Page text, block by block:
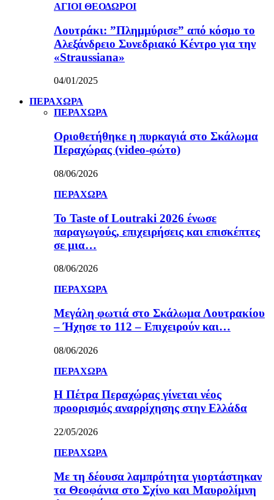
ΑΓΙΟΙ ΘΕΟΔΩΡΟΙ
Λουτράκι: ”Πλημμύρισε” από κόσμο το
Αλεξάνδρειο Συνεδριακό Κέντρο για την
«Straussiana»
04/01/2025
ΠΕΡΑΧΩΡΑ
ΠΕΡΑΧΩΡΑ
Οριοθετήθηκε η πυρκαγιά στο Σκάλωμα
Περαχώρας (video-φώτο)
08/06/2026
ΠΕΡΑΧΩΡΑ
Το Taste of Loutraki 2026 ένωσε
παραγωγούς, επιχειρήσεις και επισκέπτες
σε μια…
08/06/2026
ΠΕΡΑΧΩΡΑ
Μεγάλη φωτιά στο Σκάλωμα Λουτρακίου
– Ήχησε το 112 – Επιχειρούν και…
08/06/2026
ΠΕΡΑΧΩΡΑ
Η Πέτρα Περαχώρας γίνεται νέος
προορισμός αναρρίχησης στην Ελλάδα
22/05/2026
ΠΕΡΑΧΩΡΑ
Με τη δέουσα λαμπρότητα γιορτάστηκαν
τα Θεοφάνια στο Σχίνο και Μαυρολίμνη